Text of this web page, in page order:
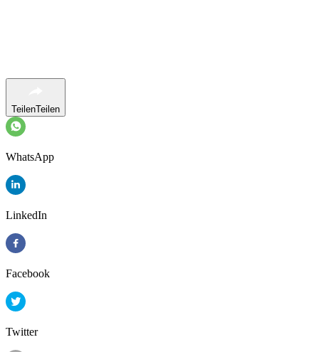
TeilenTeilen
WhatsApp
LinkedIn
Facebook
Twitter